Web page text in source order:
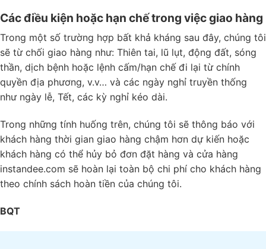
Các điều kiện hoặc hạn chế trong việc giao hàng
Trong một số trường hợp bất khả kháng sau đây, chúng tôi
sẽ từ chối giao hàng như: Thiên tai, lũ lụt, động đất, sóng
thần, dịch bệnh hoặc lệnh cấm/hạn chế đi lại từ chính
quyền địa phương, v.v… và các ngày nghỉ truyền thống
như ngày lễ, Tết, các kỳ nghỉ kéo dài.
Trong những tính huống trên, chúng tôi sẽ thông báo với
khách hàng thời gian giao hàng chậm hơn dự kiến hoặc
khách hàng có thể hủy bỏ đơn đặt hàng và cửa hàng
instandee.com sẽ hoàn lại toàn bộ chi phí cho khách hàng
theo chính sách hoàn tiền của chúng tôi.
BQT